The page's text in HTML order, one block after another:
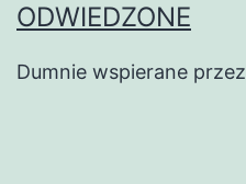
ODWIEDZONE
Dumnie wspierane przez